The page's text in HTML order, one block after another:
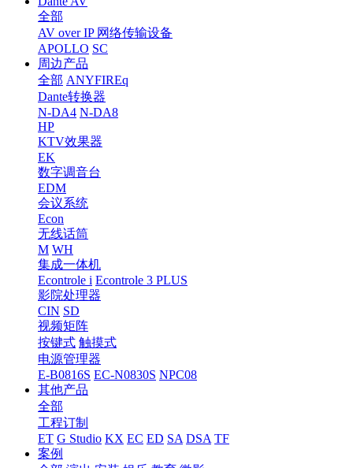
全部
AV over IP 网络传输设备
APOLLO SC
周边产品
全部 ANYFIREq
Dante转换器
N-DA4 N-DA8
HP
KTV效果器
EK
数字调音台
EDM
会议系统
Econ
无线话筒
M WH
集成一体机
Econtrole i Econtrole 3 PLUS
影院处理器
CIN SD
视频矩阵
按键式 触摸式
电源管理器
E-B0816S EC-N0830S NPC08
其他产品
全部
工程订制
ET G Studio KX EC ED SA DSA TF
案例